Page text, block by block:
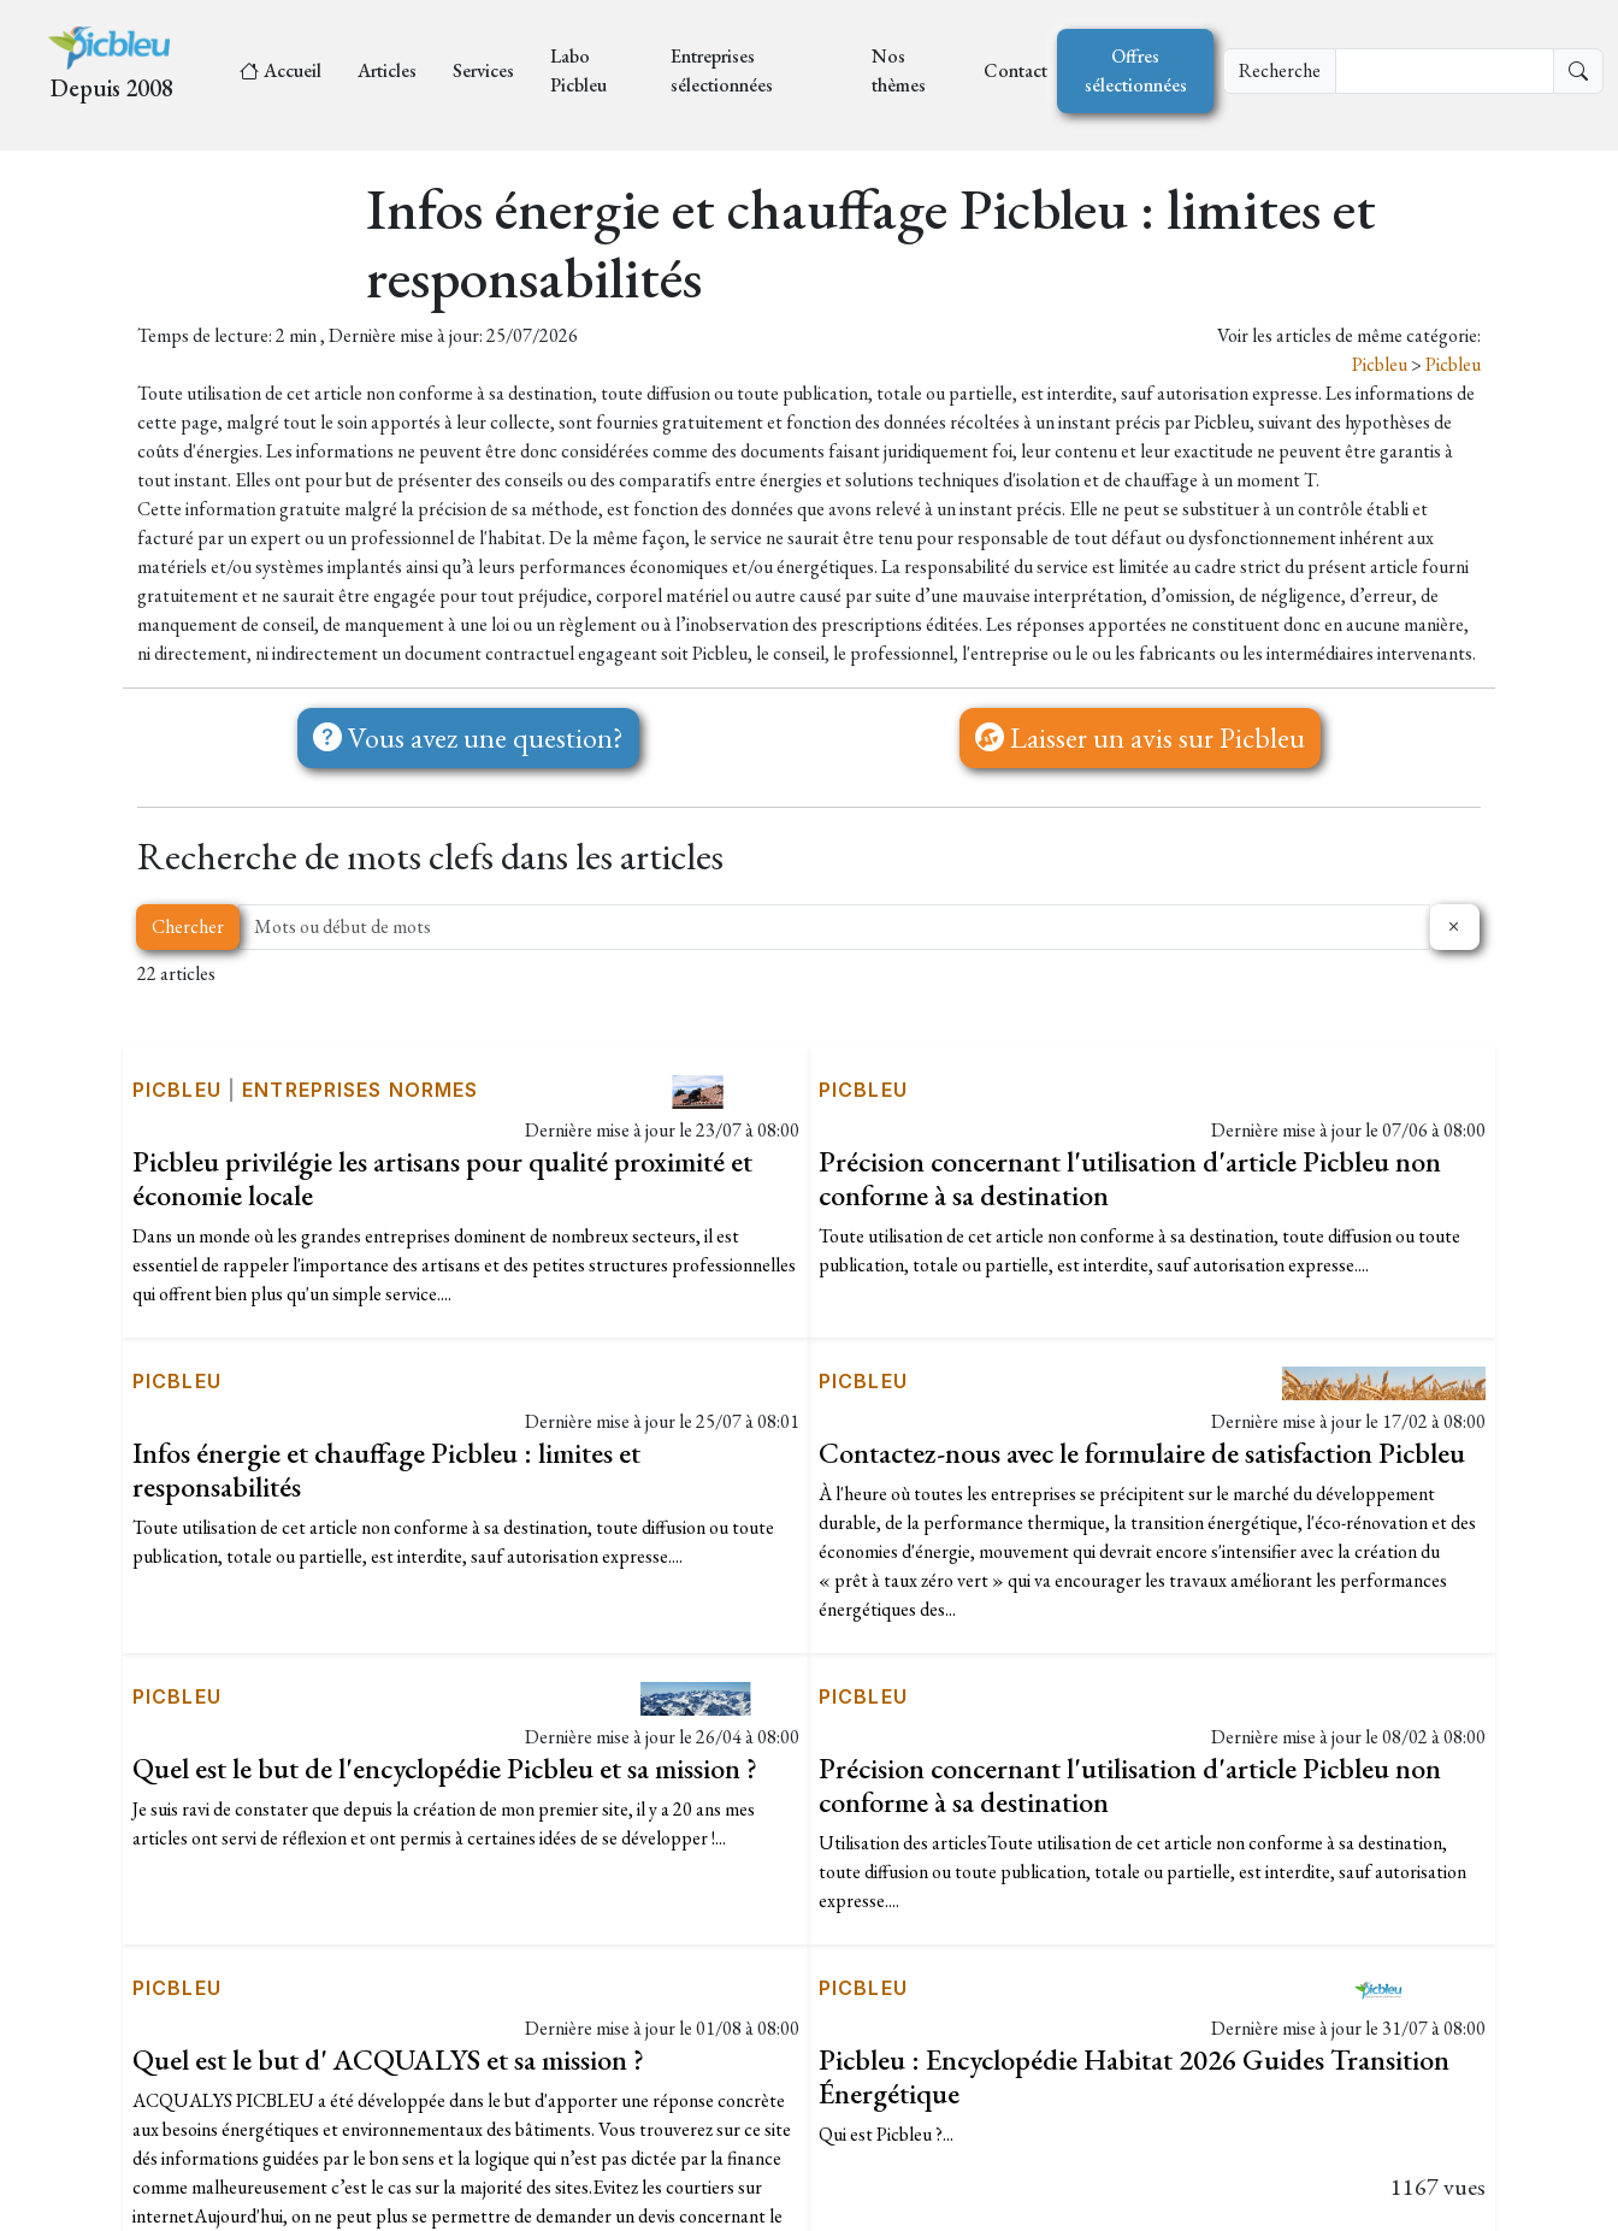
Depuis 2008
Accueil Articles Services
Labo
Picbleu
Entreprises
sélectionnées
Nos
thèmes
Contact
Offres
sélectionnées
Recherche
Infos énergie et chauffage Picbleu : limites et
responsabilités
Temps de lecture: 2 min , Dernière mise à jour: 25/07/2026
Voir les articles de même catégorie:
Picbleu>Picbleu
Toute utilisation de cet article non conforme à sa destination, toute diffusion ou toute publication, totale ou partielle, est interdite, sauf autorisation expresse. Les informations de
cette page, malgré tout le soin apportés à leur collecte, sont fournies gratuitement et fonction des données récoltées à un instant précis par Picbleu, suivant des hypothèses de
coûts d'énergies. Les informations ne peuvent être donc considérées comme des documents faisant juridiquement foi, leur contenu et leur exactitude ne peuvent être garantis à
tout instant. Elles ont pour but de présenter des conseils ou des comparatifs entre énergies et solutions techniques d'isolation et de chauffage à un moment T.
Cette information gratuite malgré la précision de sa méthode, est fonction des données que avons relevé à un instant précis. Elle ne peut se substituer à un contrôle établi et
facturé par un expert ou un professionnel de l'habitat. De la même façon, le service ne saurait être tenu pour responsable de tout défaut ou dysfonctionnement inhérent aux
matériels et/ou systèmes implantés ainsi qu’à leurs performances économiques et/ou énergétiques. La responsabilité du service est limitée au cadre strict du présent article fourni
gratuitement et ne saurait être engagée pour tout préjudice, corporel matériel ou autre causé par suite d’une mauvaise interprétation, d’omission, de négligence, d’erreur, de
manquement de conseil, de manquement à une loi ou un règlement ou à l’inobservation des prescriptions éditées. Les réponses apportées ne constituent donc en aucune manière,
ni directement, ni indirectement un document contractuel engageant soit Picbleu, le conseil, le professionnel, l'entreprise ou le ou les fabricants ou les intermédiaires intervenants.
Vous avez une question? Laisser un avis sur Picbleu
Recherche de mots clefs dans les articles
Chercher
22 articles
PICBLEU ENTREPRISES NORMES
Dernière mise à jour le23/07 à 08:00
Picbleu privilégie les artisans pour qualité proximité et
économie locale
Dans un monde où les grandes entreprises dominent de nombreux secteurs, il est
essentiel de rappeler l'importance des artisans et des petites structures professionnelles
qui offrent bien plus qu'un simple service....
PICBLEU
Dernière mise à jour le07/06 à 08:00
Précision concernant l'utilisation d'article Picbleu non
conforme à sa destination
Toute utilisation de cet article non conforme à sa destination, toute diffusion ou toute
publication, totale ou partielle, est interdite, sauf autorisation expresse....
PICBLEU
Dernière mise à jour le25/07 à 08:01
Infos énergie et chauffage Picbleu : limites et
responsabilités
Toute utilisation de cet article non conforme à sa destination, toute diffusion ou toute
publication, totale ou partielle, est interdite, sauf autorisation expresse....
PICBLEU
Dernière mise à jour le 17/02 à 08:00
Contactez-nous avec le formulaire de satisfaction Picbleu
À l'heure où toutes les entreprises se précipitent sur le marché du développement
durable, de la performance thermique, la transition énergétique, l'éco-rénovation et des
économies d'énergie, mouvement qui devrait encore s'intensifier avec la création du
« prêt à taux zéro vert » qui va encourager les travaux améliorant les performances
énergétiques des...
PICBLEU
Dernière mise à jour le26/04 à 08:00
Quel est le but de l'encyclopédie Picbleu et sa mission ?
Je suis ravi de constater que depuis la création de mon premier site, il y a 20 ans mes
articles ont servi de réflexion et ont permis à certaines idées de se développer !...
PICBLEU
Dernière mise à jour le08/02 à 08:00
Précision concernant l'utilisation d'article Picbleu non
conforme à sa destination
Utilisation des articlesToute utilisation de cet article non conforme à sa destination,
toute diffusion ou toute publication, totale ou partielle, est interdite, sauf autorisation
expresse....
PICBLEU
Dernière mise à jour le01/08 à 08:00
Quel est le but d' ACQUALYS et sa mission ?
ACQUALYS PICBLEU a été développée dans le but d'apporter une réponse concrète
aux besoins énergétiques et environnementaux des bâtiments. Vous trouverez sur ce site
dés informations guidées par le bon sens et la logique qui n’est pas dictée par la finance
comme malheureusement c’est le cas sur la majorité des sites.Evitez les courtiers sur
internetAujourd'hui, on ne peut plus se permettre de demander un devis concernant le
PICBLEU
Dernière mise à jour le 31/07 à 08:00
Picbleu : Encyclopédie Habitat 2026 Guides Transition
Énergétique
Qui est Picbleu ?...
1167 vues